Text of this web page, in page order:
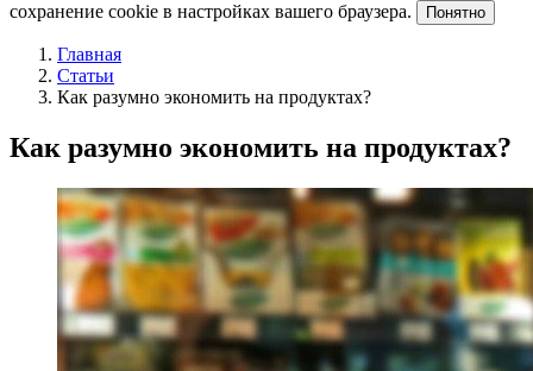
сохранение cookie в настройках вашего браузера.
Понятно
Главная
Статьи
Как разумно экономить на продуктах?
Как разумно экономить на продуктах?